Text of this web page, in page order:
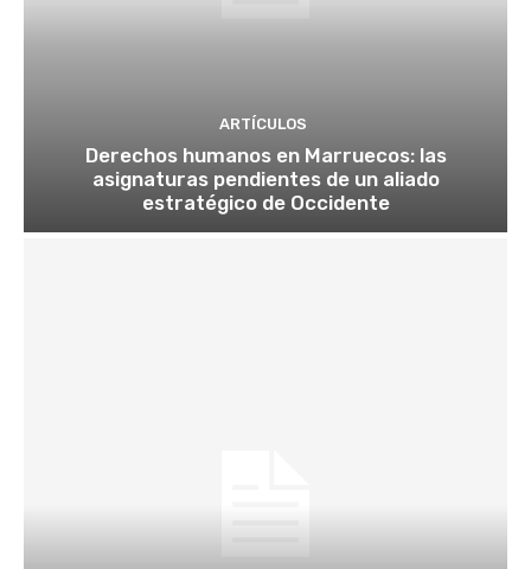
ARTÍCULOS
Derechos humanos en Marruecos: las
asignaturas pendientes de un aliado
estratégico de Occidente